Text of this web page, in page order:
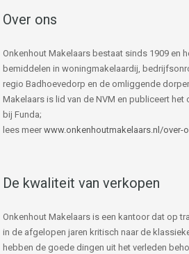
Over ons
Onkenhout Makelaars bestaat sinds 1909 en
bemiddelen in woningmakelaardij,
regio Badhoevedorp en de omliggende
Makelaars is lid van de NVM en publiceert
bij Funda;
lees meer www.onkenhoutmakelaars.nl/over-
De kwaliteit van verkopen
Onkenhout Makelaars is een kantoor dat op
in de afgelopen jaren kritisch naar de
hebben de goede dingen uit het verleden